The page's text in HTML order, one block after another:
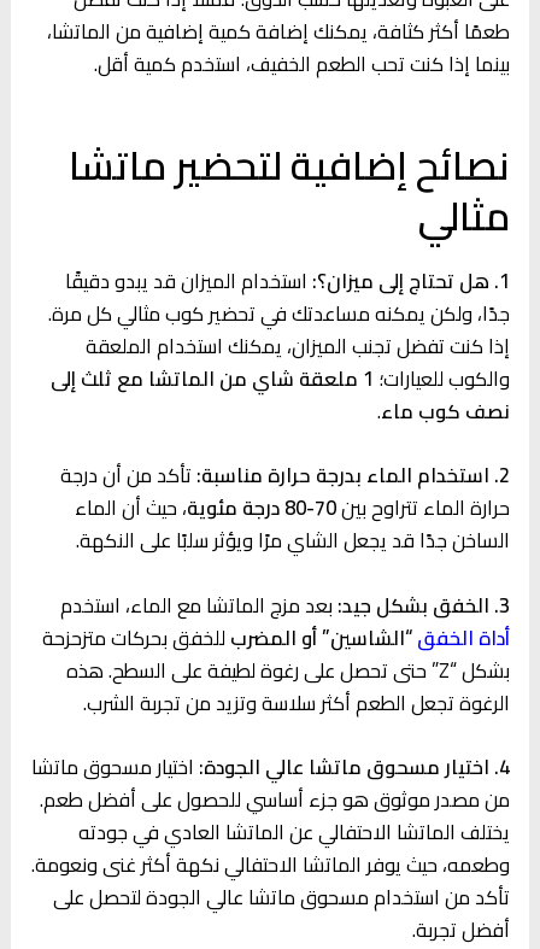
طعمًا أكثر كثافة، يمكنك إضافة كمية إضافية من الماتشا،
بينما إذا كنت تحب الطعم الخفيف، استخدم كمية أقل.
نصائح إضافية لتحضير ماتشا
مثالي
1. هل تحتاج إلى ميزان؟:
استخدام الميزان قد يبدو دقيقًا
جدًا، ولكن يمكنه مساعدتك في تحضير كوب مثالي كل مرة.
إذا كنت تفضل تجنب الميزان، يمكنك استخدام الملعقة
والكوب للعيارات؛
1 ملعقة شاي من الماتشا مع ثلث إلى
نصف كوب ماء.
2. استخدام الماء بدرجة حرارة مناسبة:
تأكد من أن درجة
حرارة الماء تتراوح بين70-80 درجة مئوية
، حيث أن الماء
الساخن جدًا قد يجعل الشاي مرًا ويؤثر سلبًا على النكهة.
3. الخفق بشكل جيد:
بعد مزج الماتشا مع الماء، استخدم
أداة الخفق“الشاسين” أو المضرب للخفق بحركات متزحزحة
بشكل “Z” حتى تحصل على رغوة لطيفة على السطح. هذه
الرغوة تجعل الطعم أكثر سلاسة وتزيد من تجربة الشرب.
4. اختيار مسحوق ماتشا عالي الجودة:
اختيار مسحوق ماتشا
من مصدر موثوق هو جزء أساسي للحصول على أفضل طعم.
يختلف الماتشا الاحتفالي عن الماتشا العادي في جودته
وطعمه، حيث يوفر الماتشا الاحتفالي نكهة أكثر غنى ونعومة.
تأكد من استخدام مسحوق ماتشا عالي الجودة لتحصل على
أفضل تجربة.